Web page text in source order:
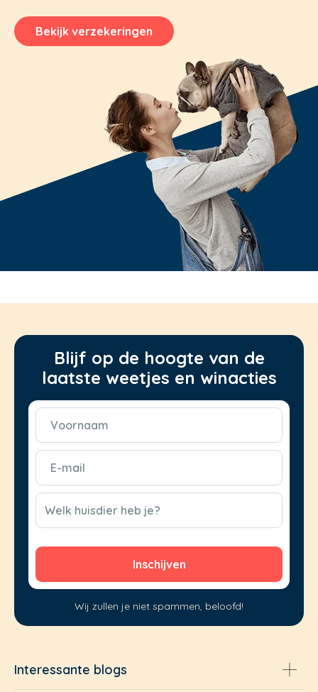
Bekijk verzekeringen
Blijf op de hoogte van de
laatste weetjes en winacties
Voornaam
(Vereist)
E-
mail
(Vereist)
CAPTCHA
Welk huisdier heb je?
Wij zullen je niet spammen, beloofd!
Interessante blogs